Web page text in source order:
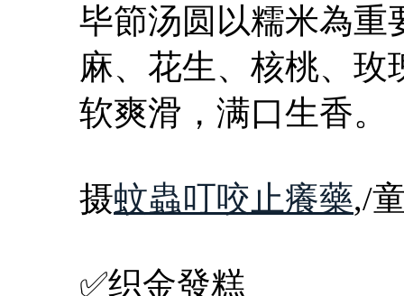
毕節汤圆以糯米為重
麻、花生、核桃、玫
软爽滑，满口生香。
摄蚊蟲叮咬止癢藥,/
✅织金發糕